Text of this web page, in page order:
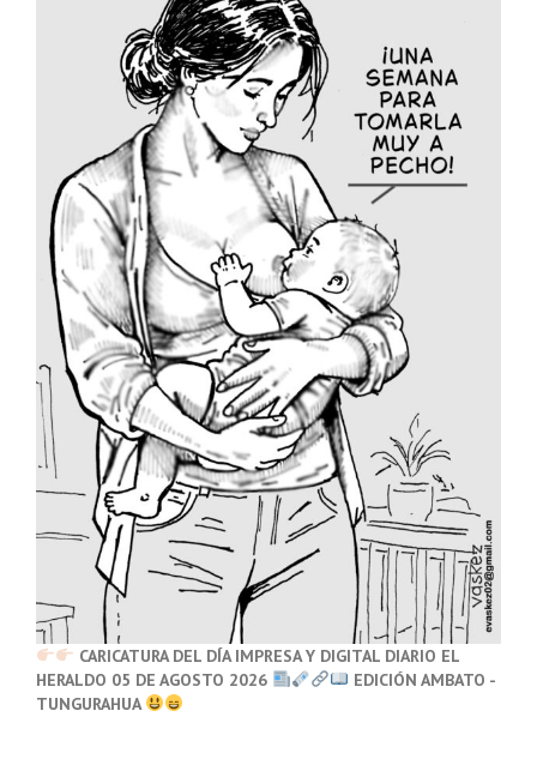
CARICATURA DEL DÍA IMPRESA Y DIGITAL DIARIO EL
HERALDO 05 DE AGOSTO 2026
EDICIÓN AMBATO -
TUNGURAHUA